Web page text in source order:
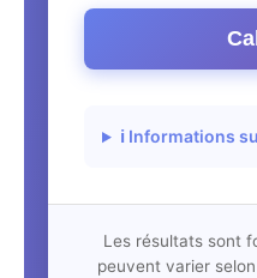
ℹ️ Informations
Les résultats sont
peuvent varier